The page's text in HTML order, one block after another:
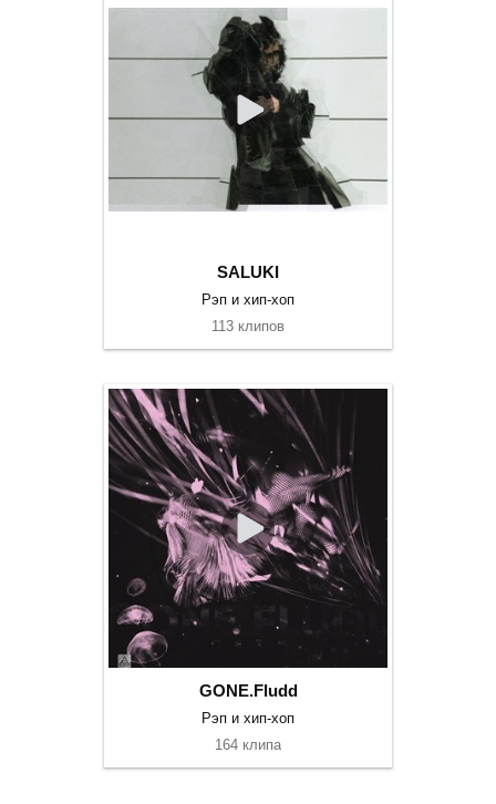
SALUKI
Рэп и хип-хоп
113 клипов
GONE.Fludd
Рэп и хип-хоп
164 клипа